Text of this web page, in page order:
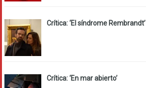
Crítica: ‘El síndrome Rembrandt’
Crítica: ‘En mar abierto’